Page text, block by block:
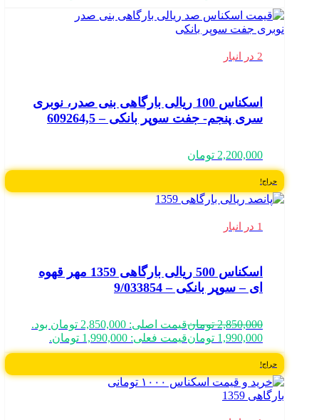
2 در انبار
اسکناس 100 ریالی بارگاهی بنی صدر، نوبری
سری پنجم- جفت سوپر بانکی – 609264,5
2,200,000 تومان
حراج!
1 در انبار
اسکناس 500 ریالی بارگاهی 1359 مهر قهوه
ای – سوپر بانکی – 9/033854
2,850,000 تومانقیمت اصلی: 2,850,000 تومان بود.
1,990,000 تومانقیمت فعلی: 1,990,000 تومان.
حراج!